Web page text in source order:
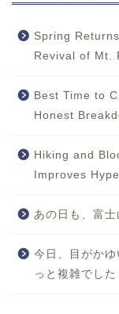
Spring
Revival of Mt.
Best Time to
Honest
Hiking and
Improves
あの日も、富
今日、目がか
っと複雑でした